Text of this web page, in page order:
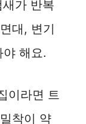
가 반복
대, 변기
해요.
이라면 트
착이 약